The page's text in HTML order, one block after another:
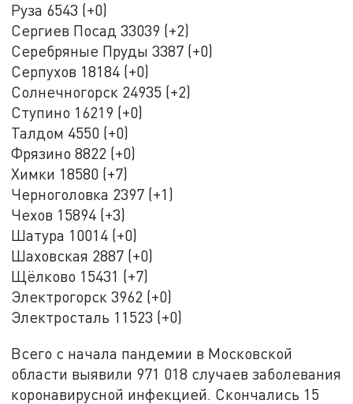
Руза 6543 (+0)
Сергиев Посад 33039 (+2)
Серебряные Пруды 3387 (+0)
Серпухов 18184 (+0)
Солнечногорск 24935 (+2)
Ступино 16219 (+0)
Талдом 4550 (+0)
Фрязино 8822 (+0)
Химки 18580 (+7)
Черноголовка 2397 (+1)
Чехов 15894 (+3)
Шатура 10014 (+0)
Шаховская 2887 (+0)
Щёлково 15431 (+7)
Электрогорск 3962 (+0)
Электросталь 11523 (+0)
Всего с начала пандемии в Московской
области выявили 971 018 случаев заболевания
коронавирусной инфекцией. Скончались 15